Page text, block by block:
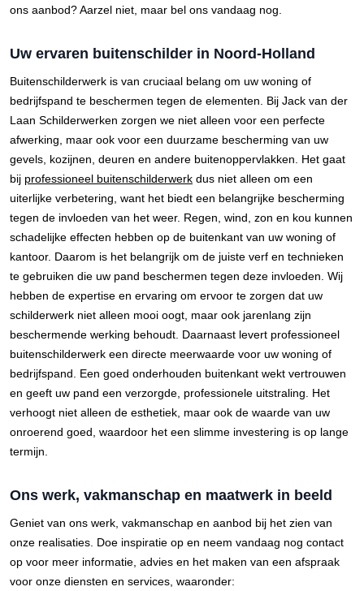
ons aanbod? Aarzel niet, maar bel ons vandaag nog.
Uw ervaren buitenschilder in Noord-Holland
Buitenschilderwerk is van cruciaal belang om uw woning of
bedrijfspand te beschermen tegen de elementen. Bij Jack van der
Laan Schilderwerken zorgen we niet alleen voor een perfecte
afwerking, maar ook voor een duurzame bescherming van uw
gevels, kozijnen, deuren en andere buitenoppervlakken. Het gaat
bij professioneel buitenschilderwerk dus niet alleen om een
uiterlijke verbetering, want het biedt een belangrijke bescherming
tegen de invloeden van het weer. Regen, wind, zon en kou kunnen
schadelijke effecten hebben op de buitenkant van uw woning of
kantoor. Daarom is het belangrijk om de juiste verf en technieken
te gebruiken die uw pand beschermen tegen deze invloeden. Wij
hebben de expertise en ervaring om ervoor te zorgen dat uw
schilderwerk niet alleen mooi oogt, maar ook jarenlang zijn
beschermende werking behoudt. Daarnaast levert professioneel
buitenschilderwerk een directe meerwaarde voor uw woning of
bedrijfspand. Een goed onderhouden buitenkant wekt vertrouwen
en geeft uw pand een verzorgde, professionele uitstraling. Het
verhoogt niet alleen de esthetiek, maar ook de waarde van uw
onroerend goed, waardoor het een slimme investering is op lange
termijn.
Ons werk, vakmanschap en maatwerk in beeld
Geniet van ons werk, vakmanschap en aanbod bij het zien van
onze realisaties. Doe inspiratie op en neem vandaag nog contact
op voor meer informatie, advies en het maken van een afspraak
voor onze diensten en services, waaronder: